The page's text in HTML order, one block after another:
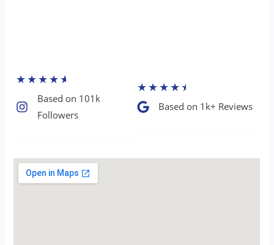
★★★★★
Based on 101k
Followers​
★★★★★
Based on 1k+ Reviews​